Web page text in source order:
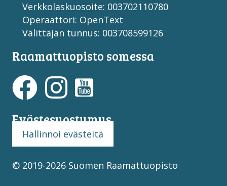
Verkkolaskuosoite: 003702110780
Operaattori: OpenText
Välittäjän tunnus: 003708599126
Raamattuopisto somessa
Evästesuostumus
Hallinnoi evästeitä
© 2019-2026 Suomen Raamattuopisto